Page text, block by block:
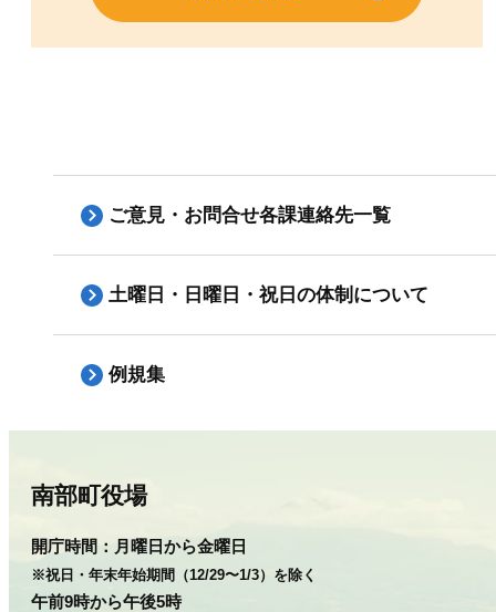
ご意見・お問合せ各課連絡先一覧
土曜日・日曜日・祝日の体制について
例規集
南部町役場
開庁時間： 月曜日から金曜日
※祝日・年末年始期間（12/29〜1/3）を除く
午前9時から午後5時